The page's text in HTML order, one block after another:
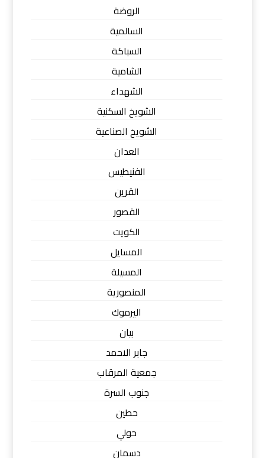
الروضة
السالمية
السباكة
الشامية
الشهداء
الشويخ السكنية
الشويخ الصناعية
العدان
الفنيطيس
القرين
القصور
الكويت
المسايل
المسيلة
المنصورية
اليرموك
بيان
جابر الاحمد
جمعية المرقاب
جنوب السرة
حطين
حولي
دسمان